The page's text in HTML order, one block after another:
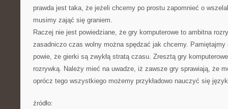
prawda jest taka, że jeżeli chcemy po prostu zapomnieć o
musimy zająć się graniem.
Raczej nie jest powiedziane, że gry komputerowe to ambitna
zasadniczo czas wolny można spędzać jak chcemy.
powie, że gierki są zwykłą stratą czasu. Zresztą gry
rozrywką. Należy mieć na uwadze, iż zawsze gry sprawiają, że
oprócz tego wszystkiego możemy przykładowo nauczyć się
źródło: